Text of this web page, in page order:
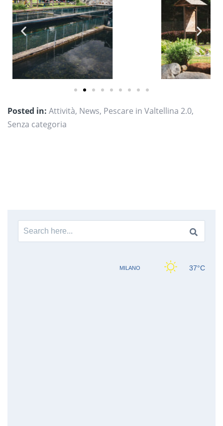
Posted in: Attività, News, Pescare in Valtellina 2.0,
Senza categoria